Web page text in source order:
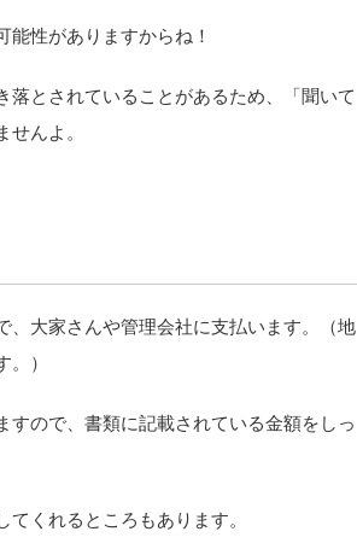
能性がありますからね！
とされていることがあるため、「聞いて
んよ。
、大家さんや管理会社に支払います。（地
）
ので、書類に記載されている金額をしっ
くれるところもあります。